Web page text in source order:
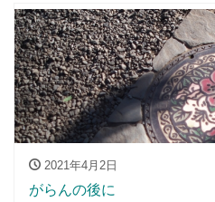
2021年4月2日
がらんの後に